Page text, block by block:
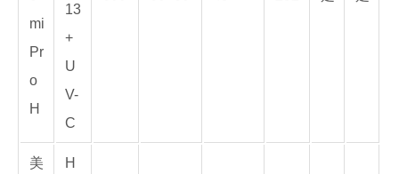
mi
Pr
o
H
13
+
U
V-
C
美
H